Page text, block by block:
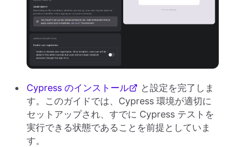
Cypress のインストール
と設定を完了しま
す。このガイドでは、Cypress 環境が適切に
セットアップされ、すでに Cypress テストを
実行できる状態であることを前提としていま
す。